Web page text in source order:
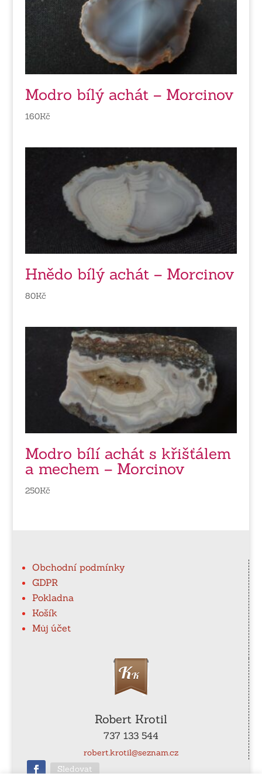
Modro bílý achát – Morcinov
160Kč
Hnědo bílý achát – Morcinov
80Kč
Modro bílí achát s křišťálem
a mechem – Morcinov
250Kč
Obchodní podmínky
GDPR
Pokladna
Košík
Můj účet
Robert Krotil
737 133 544
robert.krotil@seznam.cz
Sledovat